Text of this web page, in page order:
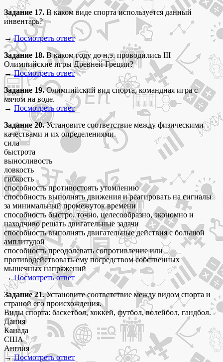
Задание 17. В каком виде спорта используется данный
инвентарь?
→Посмотреть ответ
Задание 18. В каком году до н.э. проводились III
Олимпийские игры Древней Греции?
→Посмотреть ответ
Задание 19.Олимпийский вид спорта, командная игра с
мячом на воде.
→ Посмотреть ответ
Задание 20.Установите соответствие между физическими
качествами и их определениями.
сила
быстрота
выносливость
ловкость
гибкость
способность противостоять утомлению
способность выполнять движения и реагировать на сигналы
за минимальный промежуток времени
способность быстро, точно, целесообразно, экономно и
находчиво решать двигательные задачи
способность выполнять двигательные действия с большой
амплитудой
способность преодолевать сопротивление или
противодействовать ему посредством собственных
мышечных напряжений
→Посмотреть ответ
Задание 21.Установите соответствие между видом спорта и
страной его происхождения.
Виды спорта: баскетбол, хоккей, футбол, волейбол, гандбол.
Дания
Канада
США
Англия
→Посмотреть ответ